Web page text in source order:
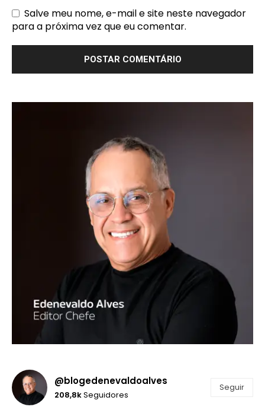
Salve meu nome, e-mail e site neste navegador
para a próxima vez que eu comentar.
@blogedenevaldoalves
208,8kSeguidores
Seguir